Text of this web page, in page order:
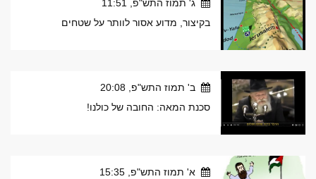
ג' תמוז התש"פ, 11:51
בקיצור, מדוע אסור לוותר על שטחים
ב' תמוז התש"פ, 20:08
סכנת המאה: החובה של כולנו!
א' תמוז התש"פ, 15:35